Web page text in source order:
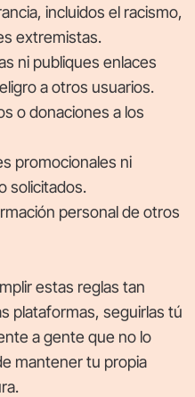
incluidos el racismo,
extremistas.
ni publiques enlaces
a otros usuarios.
o donaciones a los
promocionales ni
solicitados.
personal de otros
estas reglas tan
plataformas, seguirlas tú
a gente que no lo
mantener tu propia